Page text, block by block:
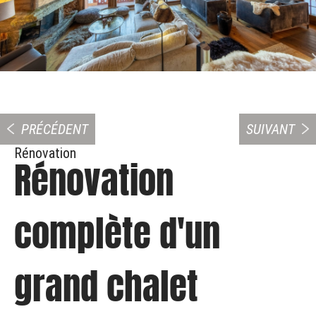
PRÉCÉDENT
SUIVANT
Rénovation
Rénovation
complète d'un
grand chalet